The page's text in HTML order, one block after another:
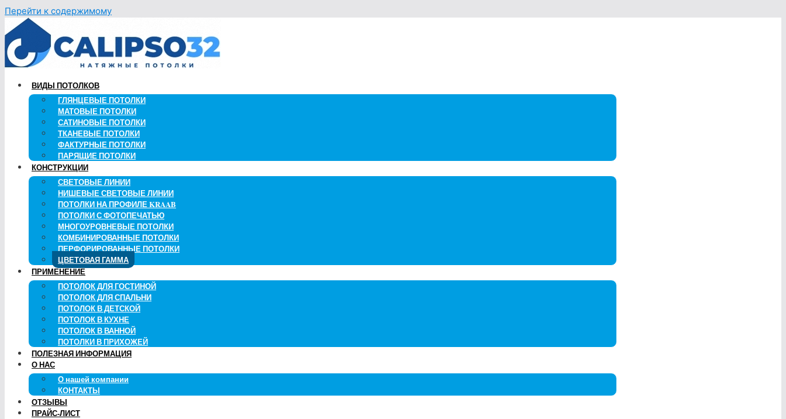
Перейти к содержимому
ВИДЫ ПОТОЛКОВ
ГЛЯНЦЕВЫЕ ПОТОЛКИ
МАТОВЫЕ ПОТОЛКИ
САТИНОВЫЕ ПОТОЛКИ
ТКАНЕВЫЕ ПОТОЛКИ
ФАКТУРНЫЕ ПОТОЛКИ
ПАРЯЩИЕ ПОТОЛКИ
КОНСТРУКЦИИ
СВЕТОВЫЕ ЛИНИИ
НИШЕВЫЕ СВЕТОВЫЕ ЛИНИИ
ПОТОЛКИ НА ПРОФИЛЕ KRAAB
ПОТОЛКИ С ФОТОПЕЧАТЬЮ
МНОГОУРОВНЕВЫЕ ПОТОЛКИ
КОМБИНИРОВАННЫЕ ПОТОЛКИ
ПЕРФОРИРОВАННЫЕ ПОТОЛКИ
ЦВЕТОВАЯ ГАММА
ПРИМЕНЕНИЕ
ПОТОЛОК ДЛЯ ГОСТИНОЙ
ПОТОЛОК ДЛЯ СПАЛЬНИ
ПОТОЛОК В ДЕТСКОЙ
ПОТОЛОК В КУХНЕ
ПОТОЛОК В ВАННОЙ
ПОТОЛКИ В ПРИХОЖЕЙ
ПОЛЕЗНАЯ ИНФОРМАЦИЯ
О НАС
О нашей компании
КОНТАКТЫ
ОТЗЫВЫ
ПРАЙС-ЛИСТ